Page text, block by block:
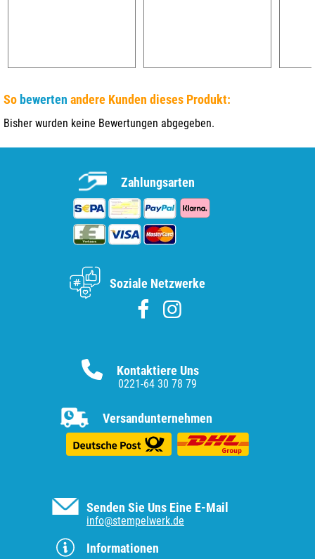
So bewerten andere Kunden dieses Produkt:
Bisher wurden keine Bewertungen abgegeben.
Senden Sie Uns Eine E-Mail
info@stempelwerk.de
Informationen
Kontaktiere Uns
0221-64 30 78 79
Versandunternehmen
Zahlungsarten
Soziale Netzwerke